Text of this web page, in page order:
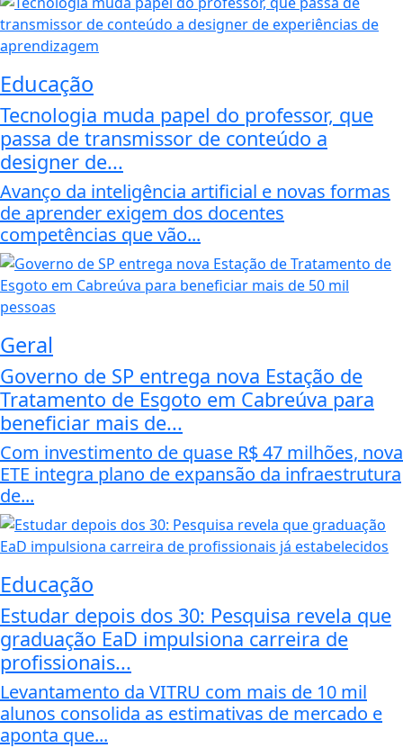
Educação
Tecnologia muda papel do professor, que
passa de transmissor de conteúdo a
designer de...
Avanço da inteligência artificial e novas formas
de aprender exigem dos docentes
competências que vão...
Geral
Governo de SP entrega nova Estação de
Tratamento de Esgoto em Cabreúva para
beneficiar mais de...
Com investimento de quase R$ 47 milhões, nova
ETE integra plano de expansão da infraestrutura
de...
Educação
Estudar depois dos 30: Pesquisa revela que
graduação EaD impulsiona carreira de
profissionais...
Levantamento da VITRU com mais de 10 mil
alunos consolida as estimativas de mercado e
aponta que...